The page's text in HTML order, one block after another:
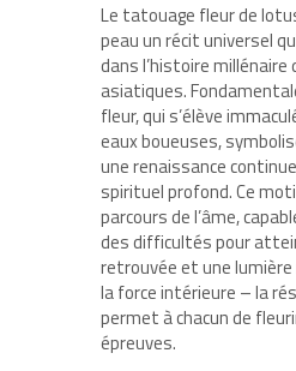
Le tatouage fleur de
peau un récit universel
dans l’histoire millénaire
asiatiques.
fleur, qui s’élève
eaux boueuses,
une renaissance
spirituel profond. Ce
parcours de l’âme,
des difficultés pour
retrouvée et une lumière
la force intérieure – la
permet à chacun de
épreuves.